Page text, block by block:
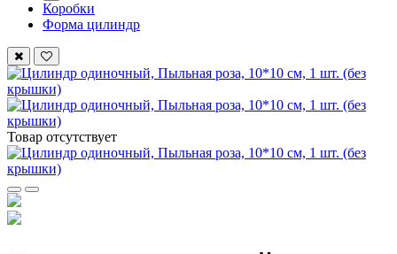
Коробки
Форма цилиндр
Товар отсутствует